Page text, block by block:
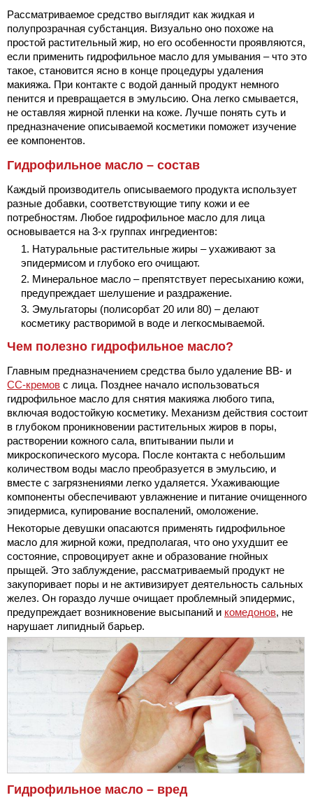
Рассматриваемое средство выглядит как жидкая и
полупрозрачная субстанция. Визуально оно похоже на
простой растительный жир, но его особенности проявляются,
если применить гидрофильное масло для умывания – что это
такое, становится ясно в конце процедуры удаления
макияжа. При контакте с водой данный продукт немного
пенится и превращается в эмульсию. Она легко смывается,
не оставляя жирной пленки на коже. Лучше понять суть и
предназначение описываемой косметики поможет изучение
ее компонентов.
Гидрофильное масло – состав
Каждый производитель описываемого продукта использует
разные добавки, соответствующие типу кожи и ее
потребностям. Любое гидрофильное масло для лица
основывается на 3-х группах ингредиентов:
Натуральные растительные жиры – ухаживают за
эпидермисом и глубоко его очищают.
Минеральное масло – препятствует пересыханию кожи,
предупреждает шелушение и раздражение.
Эмульгаторы (полисорбат 20 или 80) – делают
косметику растворимой в воде и легкосмываемой.
Чем полезно гидрофильное масло?
Главным предназначением средства было удаление BB- и
CC-кремов с лица. Позднее начало использоваться
гидрофильное масло для снятия макияжа любого типа,
включая водостойкую косметику. Механизм действия состоит
в глубоком проникновении растительных жиров в поры,
растворении кожного сала, впитывании пыли и
микроскопического мусора. После контакта с небольшим
количеством воды масло преобразуется в эмульсию, и
вместе с загрязнениями легко удаляется. Ухаживающие
компоненты обеспечивают увлажнение и питание очищенного
эпидермиса, купирование воспалений, омоложение.
Некоторые девушки опасаются применять гидрофильное
масло для жирной кожи, предполагая, что оно ухудшит ее
состояние, спровоцирует акне и образование гнойных
прыщей. Это заблуждение, рассматриваемый продукт не
закупоривает поры и не активизирует деятельность сальных
желез. Он гораздо лучше очищает проблемный эпидермис,
предупреждает возникновение высыпаний и комедонов, не
нарушает липидный барьер.
Гидрофильное масло – вред